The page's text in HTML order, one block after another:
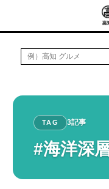
TAG 3記事
#海洋深